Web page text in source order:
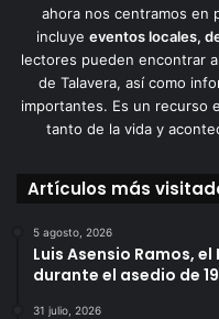
ahora nos centramos en
incluye eventos locales,
lectores pueden encontrar
de Talavera, así como
importantes. Es un recurso
tanto de la vida y
Artículos más
5 agosto, 2026
Luis Asensio Ramos,
durante el asedio de
31 julio, 2026